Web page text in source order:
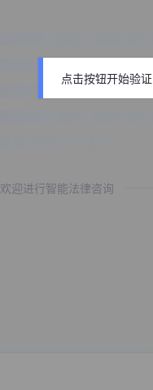
欢迎进行智能法律咨询
点击按钮开始验证